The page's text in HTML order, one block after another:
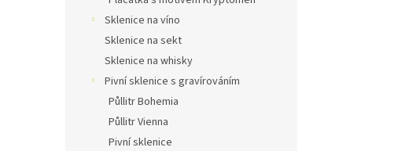
Sklenice na víno
Sklenice na sekt
Sklenice na whisky
Pivní sklenice s gravírováním
Půllitr Bohemia
Půllitr Vienna
Pivní sklenice